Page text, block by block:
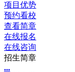
项目优势
预约看校
查看简章
在线报名
在线咨询
招生简章
...